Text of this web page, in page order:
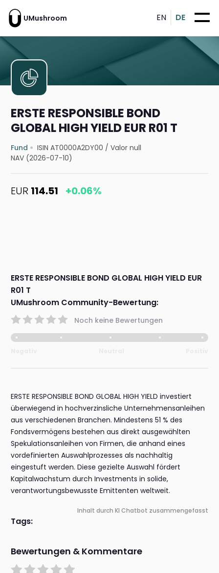
UMushroom EN DE
ERSTE RESPONSIBLE BOND
GLOBAL HIGH YIELD EUR R01 T
Fund ISIN AT0000A2DY00 /Valor null
NAV (2026-07-10)
EUR 114.51 +0.06%
ERSTE RESPONSIBLE BOND GLOBAL HIGH YIELD EUR
R01 T
UMushroom Community-Bewertung:
Noch keine Bewertungen
ERSTE RESPONSIBLE BOND GLOBAL HIGH YIELD investiert
überwiegend in hochverzinsliche Unternehmensanleihen
aus verschiedenen Branchen. Mindestens 51 % des
Fondsvermögens bestehen aus direkt ausgewählten
Spekulationsanleihen von Firmen, die anhand eines
vordefinierten Auswahlprozesses als nachhaltig
eingestuft werden. Diese gezielte Auswahl fördert
Kapitalwachstum durch Investments in solide,
verantwortungsbewusste Emittenten weltweit.
Inhalt durch KI Chatbot zusammengefasst
Tags:
Bewertungen & Kommentare